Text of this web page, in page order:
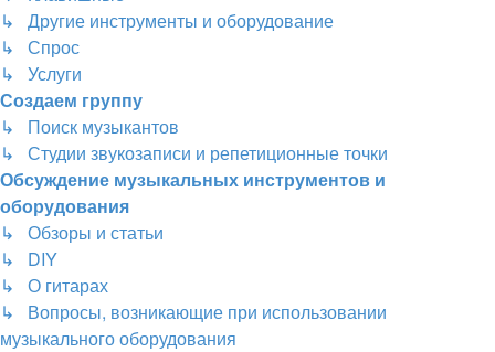
↳ Другие инструменты и оборудование
↳ Спрос
↳ Услуги
Создаем группу
↳ Поиск музыкантов
↳ Студии звукозаписи и репетиционные точки
Обсуждение музыкальных инструментов и
оборудования
↳ Обзоры и статьи
↳ DIY
↳ О гитарах
↳ Вопросы, возникающие при использовании
музыкального оборудования